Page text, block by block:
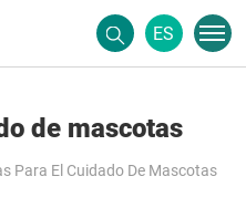
ES
de mascotas
Para El Cuidado De Mascotas